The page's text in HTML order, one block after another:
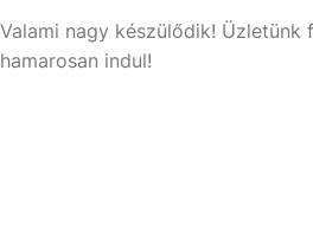
Valami nagy készülődik! Üzletünk
hamarosan indul!